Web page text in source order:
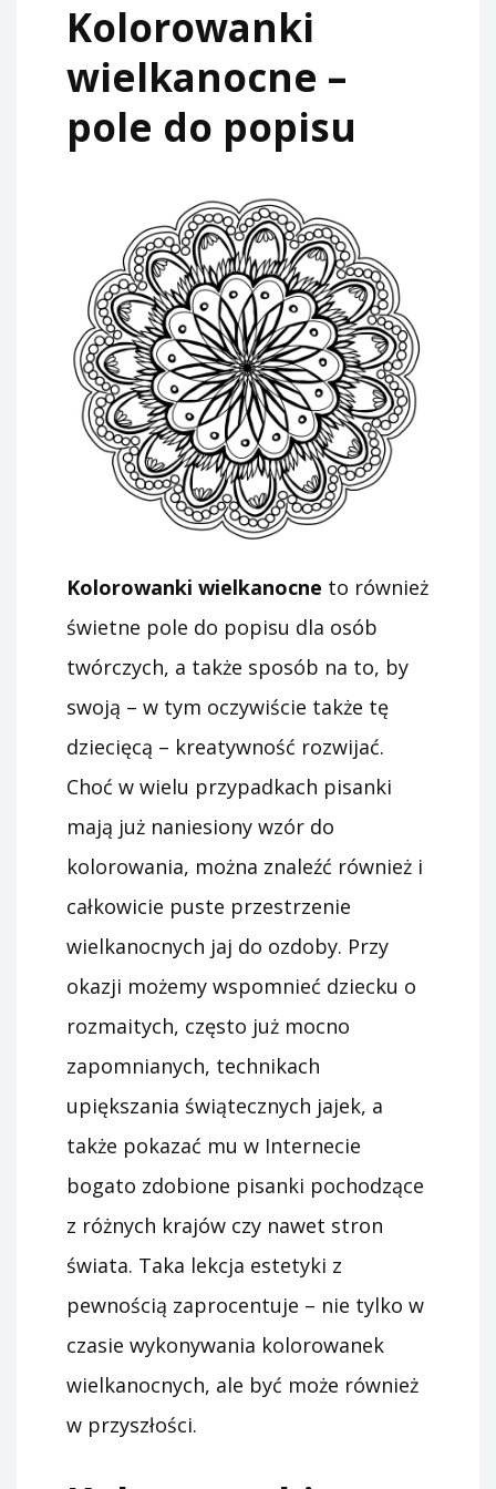
Kolorowanki
wielkanocne –
pole do popisu
Kolorowanki wielkanocne to również
świetne pole do popisu dla osób
twórczych, a także sposób na to, by
swoją – w tym oczywiście także tę
dziecięcą – kreatywność rozwijać.
Choć w wielu przypadkach pisanki
mają już naniesiony wzór do
kolorowania, można znaleźć również i
całkowicie puste przestrzenie
wielkanocnych jaj do ozdoby. Przy
okazji możemy wspomnieć dziecku o
rozmaitych, często już mocno
zapomnianych, technikach
upiększania świątecznych jajek, a
także pokazać mu w Internecie
bogato zdobione pisanki pochodzące
z różnych krajów czy nawet stron
świata. Taka lekcja estetyki z
pewnością zaprocentuje – nie tylko w
czasie wykonywania kolorowanek
wielkanocnych, ale być może również
w przyszłości.